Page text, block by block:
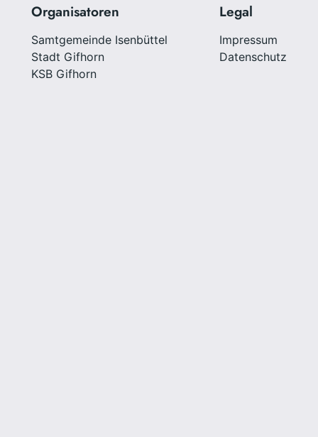
Organisatoren
Samtgemeinde Isenbüttel
Stadt Gifhorn
KSB Gifhorn
Legal
Impressum
Datenschutz